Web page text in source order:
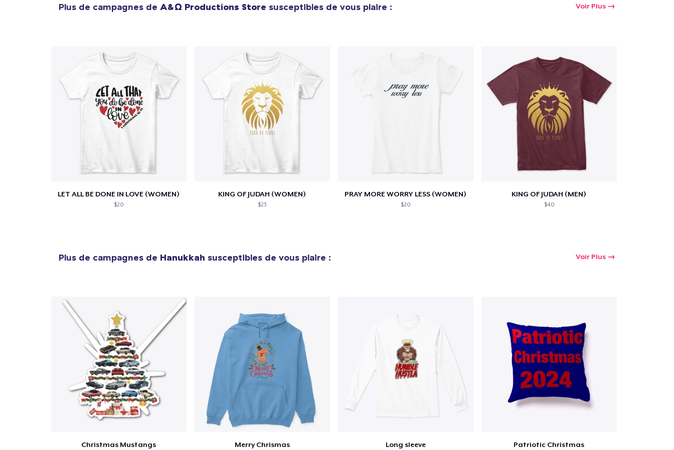
Plus de campagnes de A&Ω Productions Store susceptibles de vous plaire : Voir Plus
LET ALL BE DONE IN LOVE (WOMEN)
$20
KING OF JUDAH (WOMEN)
$23
PRAY MORE WORRY LESS (WOMEN)
$20
KING OF JUDAH (MEN)
$40
Plus de campagnes de Hanukkah susceptibles de vous plaire : Voir Plus
Christmas Mustangs Merry Chrismas Long sleeve Patriotic Christmas
Kids Classic Pullover Hoodie
24,99 $US
Women's Comfort Tee
24,99 $US
Kids Premium Tee